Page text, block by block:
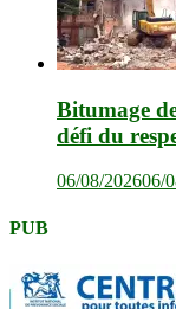
Bitumage
défi du
06/08/202606/
PUB